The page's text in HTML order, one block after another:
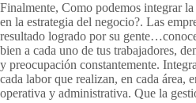
Finalmente, Como podemos integrar
en la estrategia del negocio?. Las
resultado logrado por su
bien a cada uno de tus trabajadores,
y preocupación constantemente.
cada labor que realizan, en cada área,
operativa y administrativa. Que la